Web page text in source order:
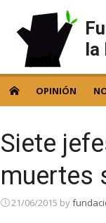
la
OPINIÓN
Siete
muertes
21/06/2015 by